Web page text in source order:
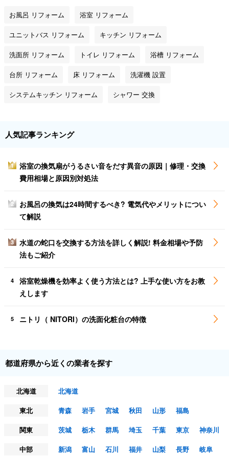
お風呂 リフォーム 浴室 リフォーム
ユニットバス リフォーム キッチン リフォーム
洗面所 リフォーム トイレ リフォーム 浴槽 リフォーム
台所 リフォーム 床 リフォーム 洗濯機 設置
システムキッチン リフォーム シャワー 交換
人気記事ランキング
1
浴室の換気扇がうるさい音をだす異音の原因｜修理・交換
費用相場と原因別対処法
2
お風呂の換気は24時間するべき? 電気代やメリットについ
て解説
3
水道の蛇口を交換する方法を詳しく解説! 料金相場や予防
法もご紹介
4
浴室乾燥機を効率よく使う方法とは? 上手な使い方をお教
えします
5 ニトリ（ NITORI）の洗面化粧台の特徴
都道府県から近くの業者を探す
北海道
北海道
東北
青森 岩手 宮城 秋田 山形
福島
関東
茨城 栃木 群馬 埼玉 千葉 東京
神奈川
中部
新潟 富山 石川 福井 山梨 長野
岐阜